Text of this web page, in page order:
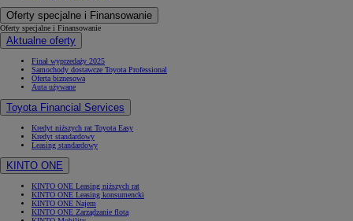
Oferty specjalne i Finansowanie
Oferty specjalne i Finansowanie
Aktualne oferty
Finał wyprzedaży 2025
Samochody dostawcze Toyota Professional
Oferta biznesowa
Auta używane
Toyota Financial Services
Kredyt niższych rat Toyota Easy
Kredyt standardowy
Leasing standardowy
KINTO ONE
KINTO ONE Leasing niższych rat
KINTO ONE Leasing konsumencki
KINTO ONE Najem
KINTO ONE Zarządzanie flotą